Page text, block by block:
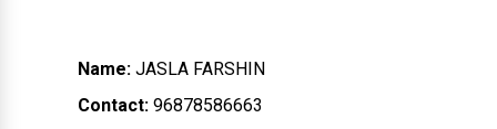
Name: JASLA FARSHIN
Contact: 96878586663